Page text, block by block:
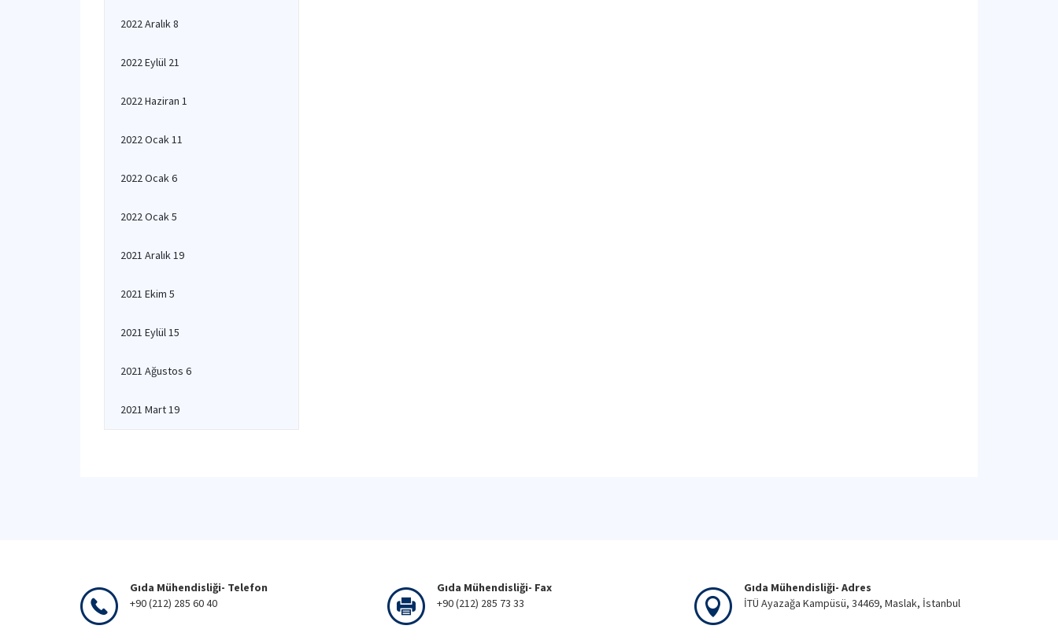
2022 Aralık 8
2022 Eylül 21
2022 Haziran 1
2022 Ocak 11
2022 Ocak 6
2022 Ocak 5
2021 Aralık 19
2021 Ekim 5
2021 Eylül 15
2021 Ağustos 6
2021 Mart 19
Gıda Mühendisliği- Telefon
+90 (212) 285 60 40
Gıda Mühendisliği- Fax
+90 (212) 285 73 33
Gıda Mühendisliği- Adres
İTÜ Ayazağa Kampüsü, 34469, Maslak, İstanbul